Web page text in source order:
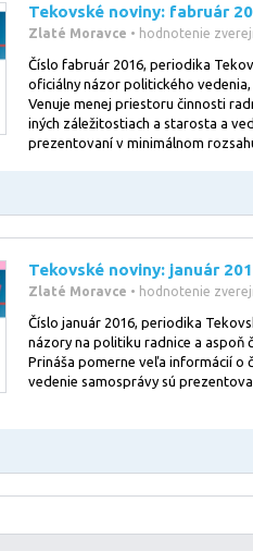
Tekovské noviny: fabruár
Zlaté Moravce • hodnotenie
Číslo fabruár 2016, periodika
oficiálny názor politického vedenia,
Venuje menej priestoru činnosti
iných záležitostiach a starosta a
prezentovaní v minimálnom
Tekovské noviny: január
Zlaté Moravce • hodnotenie
Číslo január 2016, periodika
názory na politiku radnice a aspoň
Prináša pomerne veľa informácií o
vedenie samosprávy sú